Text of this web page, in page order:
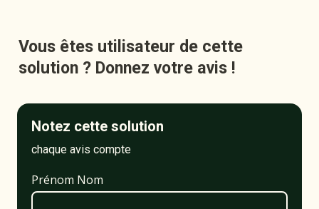
Vous êtes utilisateur de cette
solution ? Donnez votre avis !
Notez cette solution
chaque avis compte
Prénom Nom